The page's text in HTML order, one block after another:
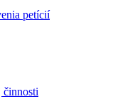
petícií
činnosti